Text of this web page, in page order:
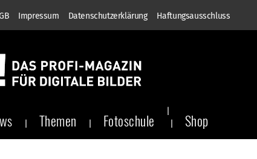
Impressum Datenschutzerklärung Haftungsausschluss
Themen Fotoschule Shop